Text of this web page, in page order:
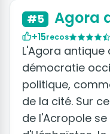
#5 Agora
+15recos
L'Agora antique
démocratie
politique,
de la cité. Sur
de l'Acropole